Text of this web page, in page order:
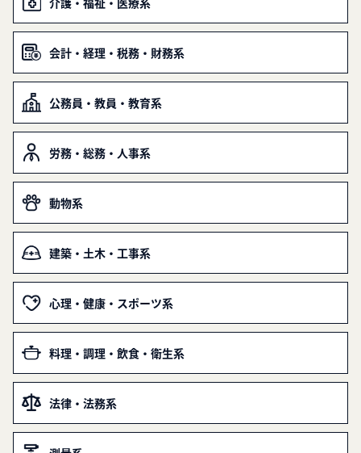
会計・経理・税務・財務系
公務員・教員・教育系
労務・総務・人事系
動物系
建築・土木・工事系
心理・健康・スポーツ系
料理・調理・飲食・衛生系
法律・法務系